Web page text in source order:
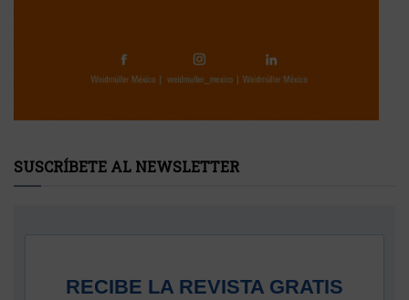
SUSCRÍBETE AL NEWSLETTER
RECIBE LA REVISTA GRATIS